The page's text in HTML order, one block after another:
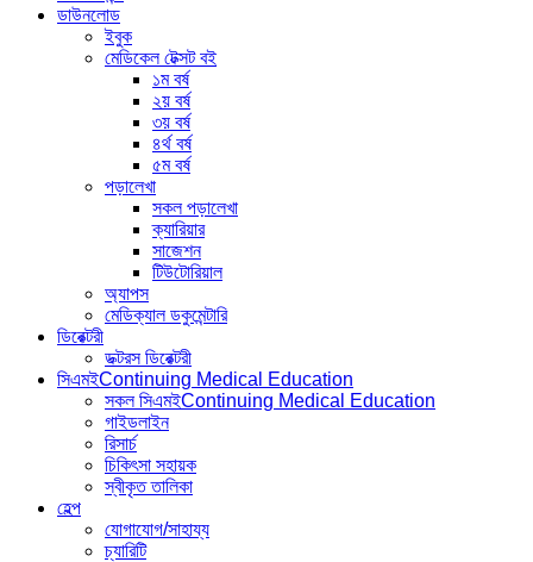
ডাউনলোড
ইবুক
মেডিকেল টেক্সট বই
১ম বর্ষ
২য় বর্ষ
৩য় বর্ষ
৪র্থ বর্ষ
৫ম বর্ষ
পড়ালেখা
সকল পড়ালেখা
ক্যারিয়ার
সাজেশন
টিউটোরিয়াল
অ্যাপস
মেডিক্যাল ডকুমেন্টারি
ডিরেক্টরী
ডক্টরস ডিরেক্টরী
সিএমইContinuing Medical Education
সকল সিএমইContinuing Medical Education
গাইডলাইন
রিসার্চ
চিকিৎসা সহায়ক
স্বীকৃত তালিকা
হেল্প
যোগাযোগ/সাহায্য
চ্যারিটি